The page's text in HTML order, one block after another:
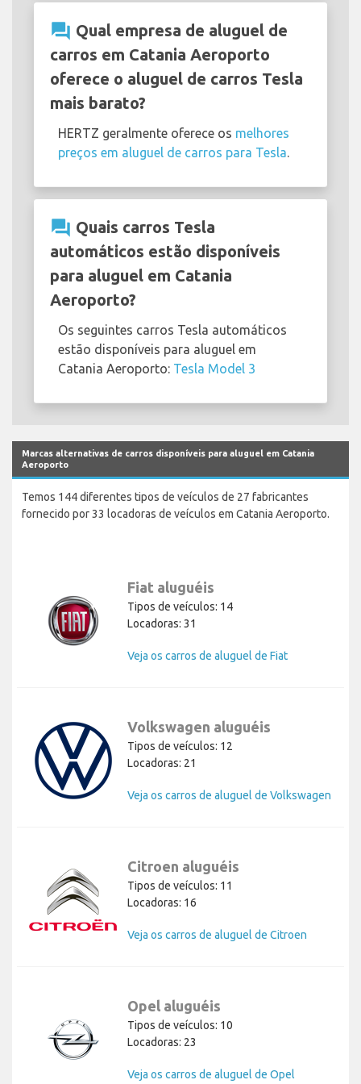
question_answer Qual empresa de aluguel de
carros em Catania Aeroporto
oferece o aluguel de carros Tesla
mais barato?
HERTZ geralmente oferece os melhores
preços em aluguel de carros para Tesla
question_answer Quais carros Tesla
automáticos estão disponíveis
para aluguel em Catania
Aeroporto?
Os seguintes carros Tesla automáticos
estão disponíveis para aluguel em
Catania Aeroporto: Tesla Model 3
Marcas alternativas de carros disponíveis para aluguel em Catania
Aeroporto
Temos 144 diferentes tipos de veículos de 27 fabricantes
fornecido por 33 locadoras de veículos em Catania Aeroporto.
Fiat aluguéis
Tipos de veículos: 14
Locadoras: 31
Veja os carros de aluguel de Fiat
Volkswagen aluguéis
Tipos de veículos: 12
Locadoras: 21
Veja os carros de aluguel de Volkswagen
Citroen aluguéis
Tipos de veículos: 11
Locadoras: 16
Veja os carros de aluguel de Citroen
Opel aluguéis
Tipos de veículos: 10
Locadoras: 23
Veja os carros de aluguel de Opel